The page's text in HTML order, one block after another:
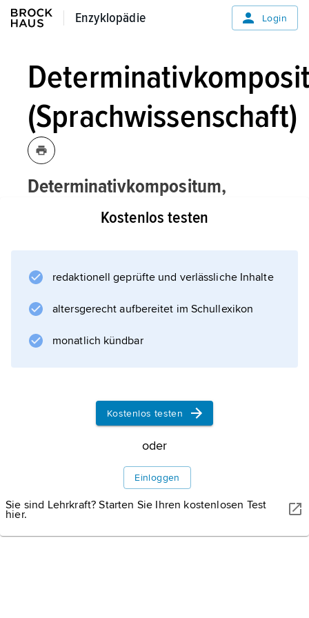
Enzyklopädie
Enzyklopädie Login
(Sprachwissenschaft)
Determinativkompositum,
Sprachwissenschaft:
Holzkiste
Kostenlos testen
redaktionell geprüfte und verlässliche Inhalte
altersgerecht aufbereitet im Schullexikon
monatlich kündbar
Kostenlos testen
oder
Einloggen
Sie sind Lehrkraft? Starten Sie Ihren kostenlosen Test
hier.